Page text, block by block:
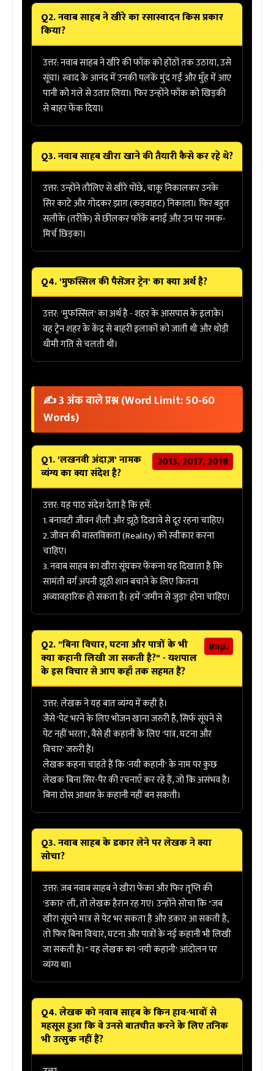
Q2. नवाब साहब ने खीरे का रसास्वादन किस प्रकार
किया?
उत्तर:नवाब साहब ने खीरे की फाँक को होंठों तक उठाया, उसे
सूंघा। स्वाद के आनंद में उनकीपलकें मुंद गईंऔर मुँह में आए
पानी को गले से उतार लिया। फिर उन्होंने फाँक को खिड़की
से बाहर फेंक दिया।
Q3. नवाब साहब खीरा खाने की तैयारी कैसे कर रहे थे?
उत्तर:उन्होंने तौलिए से खीरे पोंछे, चाकू निकालकर उनके
सिर काटे और गोदकर झाग (कड़वाहट) निकाला। फिर बहुत
सलीके (तरीके) से छीलकर फाँकें बनाईं और उन पर नमक-
मिर्च छिड़का।
Q4. 'मुफस्सिल की पैसेंजर ट्रेन' का क्या अर्थ है?
उत्तर: 'मुफस्सिल' का अर्थ है - शहर के आसपास के इलाके।
वह ट्रेन शहर के केंद्र से बाहरी इलाकों को जाती थी और थोड़ी
धीमी गति से चलती थी।
✍️ 3 अंक वाले प्रश्न (Word Limit: 50-60
Words)
Q1. 'लखनवी अंदाज़' नामक
व्यंग्य का क्या संदेश है?
2013, 2017, 2018
उत्तर:यह पाठ संदेश देता है कि हमें:
1.बनावटी जीवन शैलीऔर झूठे दिखावे से दूर रहना चाहिए।
2. जीवन की वास्तविकता (Reality) को स्वीकार करना
चाहिए।
3. नवाब साहब का खीरा सूंघकर फेंकना यह दिखाता है कि
सामंती वर्ग अपनी झूठी शान बचाने के लिए कितना
अव्यावहारिक हो सकता है। हमें 'जमीन से जुड़ा' होना चाहिए।
Q2. "बिना विचार, घटना और पात्रों के भी
क्या कहानी लिखी जा सकती है?" - यशपाल
के इस विचार से आप कहाँ तक सहमत हैं?
Imp.
उत्तर:लेखक ने यह बात व्यंग्य में कही है।
जैसे 'पेट भरने के लिए भोजन खाना जरुरी है, सिर्फ सूंघने से
पेट नहीं भरता', वैसे ही कहानी के लिए 'पात्र, घटना और
विचार' जरुरी हैं।
लेखक कहना चाहते हैं कि 'नयी कहानी' के नाम पर कुछ
लेखक बिना सिर-पैर की रचनाएँ कर रहे हैं, जो कि असंभव है।
बिना ठोस आधार के कहानी नहीं बन सकती।
Q3. नवाब साहब के डकार लेने पर लेखक ने क्या
सोचा?
उत्तर:जब नवाब साहब ने खीरा फेंका और फिर तृप्ति की
'डकार' ली, तो लेखक हैरान रह गए। उन्होंने सोचा कि "जब
खीरा सूंघने मात्र से पेट भर सकता है और डकार आ सकती है,
तो फिरबिना विचार, घटना और पात्रों के नई कहानी भी लिखी
जा सकती है।" यह लेखक का 'नयी कहानी' आंदोलन पर
व्यंग्य था।
Q4. लेखक को नवाब साहब के किन हाव-भावों से
महसूस हुआ कि वे उनसे बातचीत करने के लिए तनिक
भी उत्सुक नहीं हैं?